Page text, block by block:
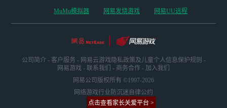
MuMu模拟器 网易发烧游戏 网易UU远程
公司简介 - 客户服务 - 网易云游戏隐私政策及儿童个人信息保护规则 -
网易游戏 - 联系我们 - 商务合作 - 加入我们
网易公司版权所有 ©1997-2026
网络游戏行业防沉迷自律公约
点击查看家长关爱平台 >